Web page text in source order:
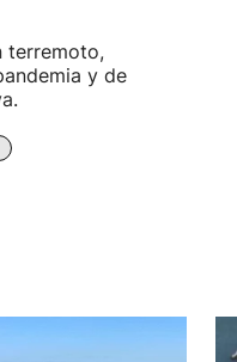
terremoto,
y de